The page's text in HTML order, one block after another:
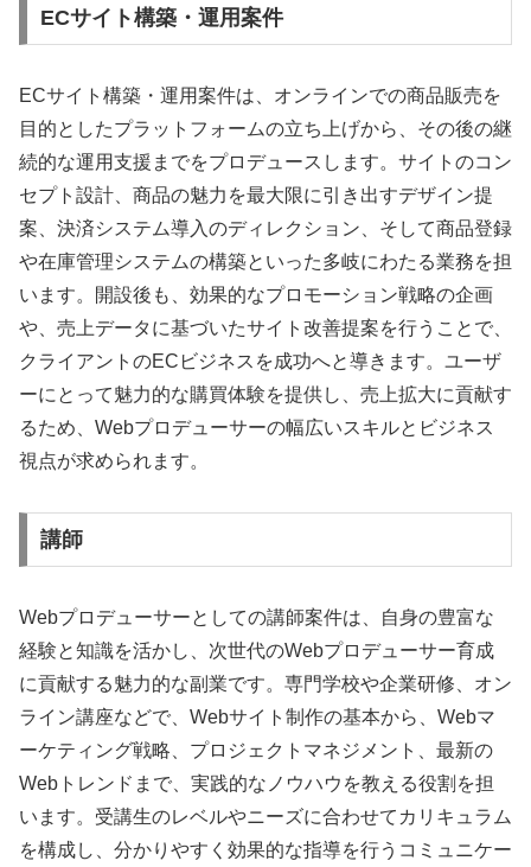
ECサイト構築・運用案件
ECサイト構築・運用案件は、オンラインでの商品販売を
目的としたプラットフォームの立ち上げから、その後の継
続的な運用支援までをプロデュースします。サイトのコン
セプト設計、商品の魅力を最大限に引き出すデザイン提
案、決済システム導入のディレクション、そして商品登録
や在庫管理システムの構築といった多岐にわたる業務を担
います。開設後も、効果的なプロモーション戦略の企画
や、売上データに基づいたサイト改善提案を行うことで、
クライアントのECビジネスを成功へと導きます。ユーザ
ーにとって魅力的な購買体験を提供し、売上拡大に貢献す
るため、Webプロデューサーの幅広いスキルとビジネス
視点が求められます。
講師
Webプロデューサーとしての講師案件は、自身の豊富な
経験と知識を活かし、次世代のWebプロデューサー育成
に貢献する魅力的な副業です。専門学校や企業研修、オン
ライン講座などで、Webサイト制作の基本から、Webマ
ーケティング戦略、プロジェクトマネジメント、最新の
Webトレンドまで、実践的なノウハウを教える役割を担
います。受講生のレベルやニーズに合わせてカリキュラム
を構成し、分かりやすく効果的な指導を行うコミュニケー